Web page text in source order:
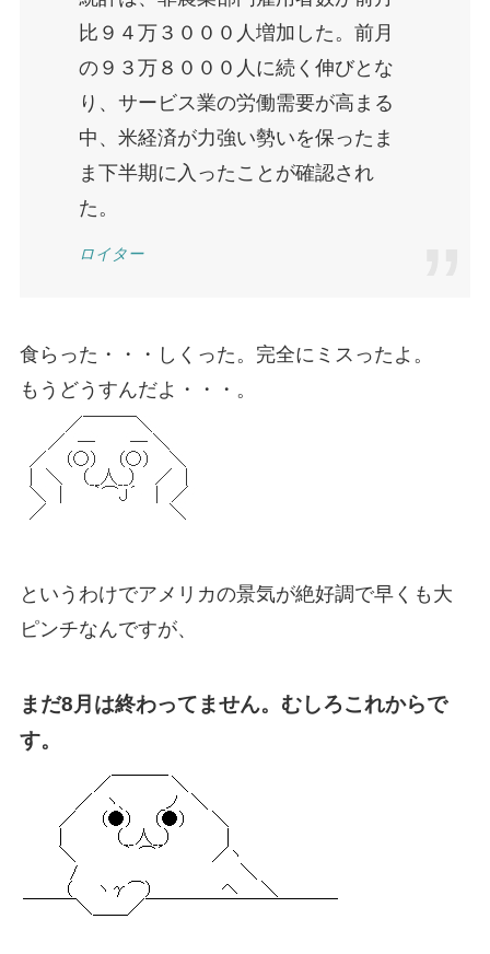
比９４万３０００人増加した。前月
の９３万８０００人に続く伸びとな
り、サービス業の労働需要が高まる
中、米経済が力強い勢いを保ったま
ま下半期に入ったことが確認され
た。
ロイター
食らった・・・しくった。完全にミスったよ。
もうどうすんだよ・・・。
というわけでアメリカの景気が絶好調で早くも大
ピンチなんですが、
まだ8月は終わってません。むしろこれからで
す。